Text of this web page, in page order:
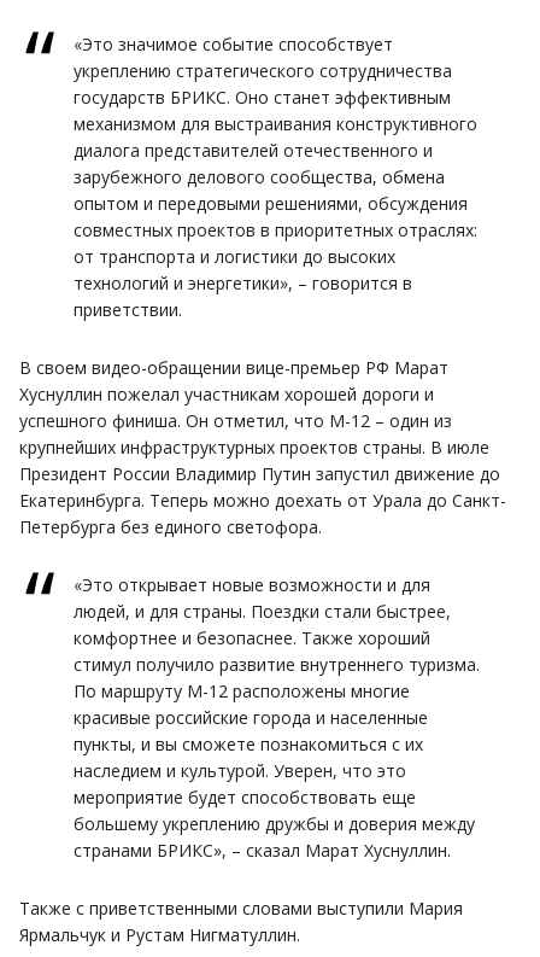
«Это значимое событие способствует
укреплению стратегического сотрудничества
государств БРИКС. Оно станет эффективным
механизмом для выстраивания конструктивного
диалога представителей отечественного и
зарубежного делового сообщества, обмена
опытом и передовыми решениями, обсуждения
совместных проектов в приоритетных отраслях:
от транспорта и логистики до высоких
технологий и энергетики», – говорится в
приветствии.
В своем видео-обращении вице-премьер РФ Марат
Хуснуллин пожелал участникам хорошей дороги и
успешного финиша. Он отметил, что М-12 – один из
крупнейших инфраструктурных проектов страны. В июле
Президент России Владимир Путин запустил движение до
Екатеринбурга. Теперь можно доехать от Урала до Санкт-
Петербурга без единого светофора.
«Это открывает новые возможности и для
людей, и для страны. Поездки стали быстрее,
комфортнее и безопаснее. Также хороший
стимул получило развитие внутреннего туризма.
По маршруту М-12 расположены многие
красивые российские города и населенные
пункты, и вы сможете познакомиться с их
наследием и культурой. Уверен, что это
мероприятие будет способствовать еще
большему укреплению дружбы и доверия между
странами БРИКС», – сказал Марат Хуснуллин.
Также с приветственными словами выступили Мария
Ярмальчук и Рустам Нигматуллин.